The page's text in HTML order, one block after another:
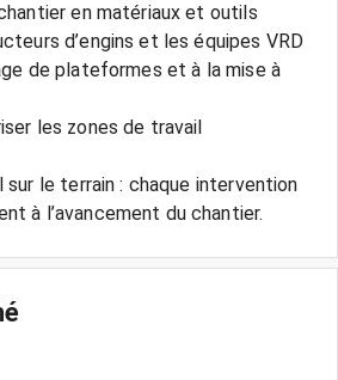
en matériaux et outils
d’engins et les équipes VRD
de plateformes et à la mise à
les zones de travail
le terrain : chaque intervention
à l’avancement du chantier.